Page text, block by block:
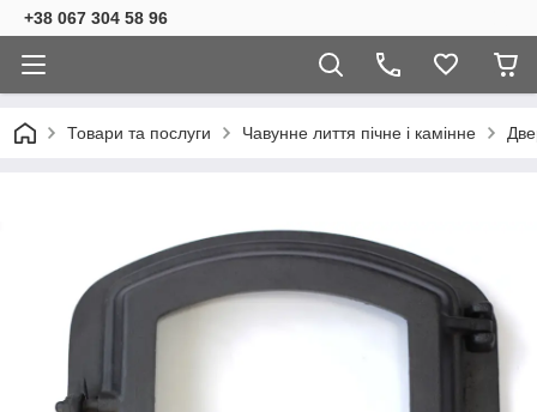
+38 067 304 58 96
Товари та послуги Чавунне лиття пічне і камінне